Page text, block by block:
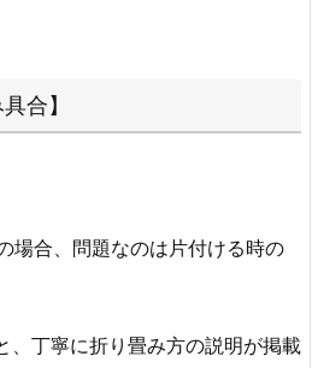
合】
場合、問題なのは片付ける時の
、丁寧に折り畳み方の説明が掲載